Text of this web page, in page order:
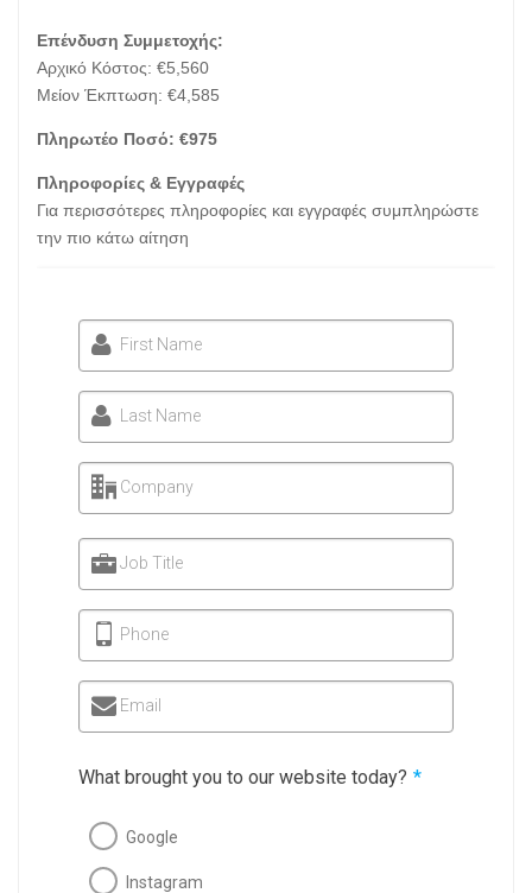
Επένδυση Συμμετοχής:
Αρχικό Κόστος: €5,560
Μείον Έκπτωση: €4,585
Πληρωτέο Ποσό: €975
Πληροφορίες & Εγγραφές
Για περισσότερες πληροφορίες και εγγραφές συμπληρώστε
την πιο κάτω αίτηση
First Name
Last Name
Company
Job Title
Phone
Email
What brought you to our website today? *
Google
Instagram